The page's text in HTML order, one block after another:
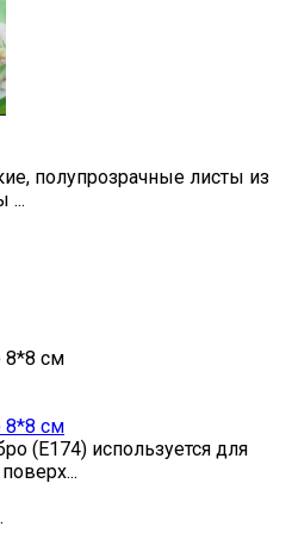
полупрозрачные листы из
...
8*8 см
8*8 см
(Е174) используется для